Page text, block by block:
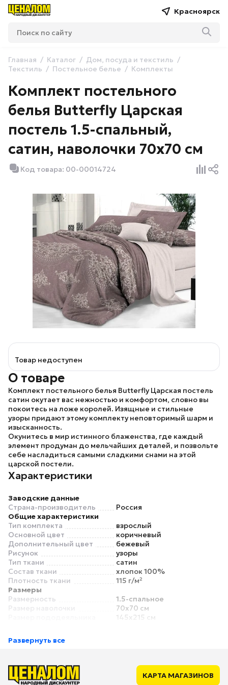
Красноярск
Главная Каталог
Дом, посуда и текстиль
Текстиль
Постельное белье Комплекты
Комплект постельного
белья Butterfly Царская
постель 1.5-спальный,
сатин, наволочки 70х70 см
Код товара: 00-00014724
Товар недоступен
О товаре
Комплект постельного белья Butterfly Царская постель
сатин окутает вас нежностью и комфортом, словно вы
покоитесь на ложе королей. Изящные и стильные
узоры придают этому комплекту неповторимый шарм и
изысканность.
Окунитесь в мир истинного блаженства, где каждый
элемент продуман до мельчайших деталей, и позвольте
себе насладиться самыми сладкими снами на этой
царской постели.
Характеристики
Заводские данные
Страна-производитель
Россия
Общие характеристики
Тип комплекта
взрослый
Основной цвет
коричневый
Дополнительный цвет
бежевый
Рисунок
узоры
Тип ткани
сатин
Состав ткани
хлопок 100%
Плотность ткани
115 г/м²
Размеры
Размерность
1.5-спальное
Размер наволочки
70x70 см
145x215 см
Количество наволочек
пододеяльников
Простыня в комплекте
Дополнительные характеристики
Развернуть все
КАРТА МАГАЗИНОВ